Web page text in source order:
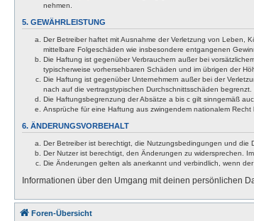
nehmen.
5. GEWÄHRLEISTUNG
Der Betreiber haftet mit Ausnahme der Verletzung von Leben,
mittelbare Folgeschäden wie insbesondere entgangenen
Die Haftung ist gegenüber Verbrauchern außer bei
typischerweise vorhersehbaren Schäden und im übrigen der
Die Haftung ist gegenüber Unternehmern außer bei der
nach auf die vertragstypischen Durchschnittsschäden
Die Haftungsbegrenzung der Absätze a bis c gilt sinngemäß
Ansprüche für eine Haftung aus zwingendem nationalem Recht
6. ÄNDERUNGSVORBEHALT
Der Betreiber ist berechtigt, die Nutzungsbedingungen und die
Der Nutzer ist berechtigt, den Änderungen zu widersprechen.
Die Änderungen gelten als anerkannt und verbindlich, wenn
Informationen über den Umgang mit deinen persönlichen
Foren-Übersicht